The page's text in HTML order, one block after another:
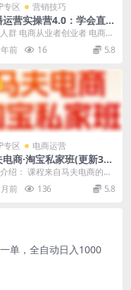
专区 营销技巧
运营实操营4.0：学会直播
逻辑，打造爆量直播间，
准运营
群 电商从业者创业者 电商行
实体商家转型 内容大纲 第
对标...
前 16 5.8
专区 电商运营
商·淘宝私家班(更新3
绍： 课程来自马夫电商的淘
班。内含超多一线实战干
“改外销”、“...
前 136 5.8
单，全自动日入1000